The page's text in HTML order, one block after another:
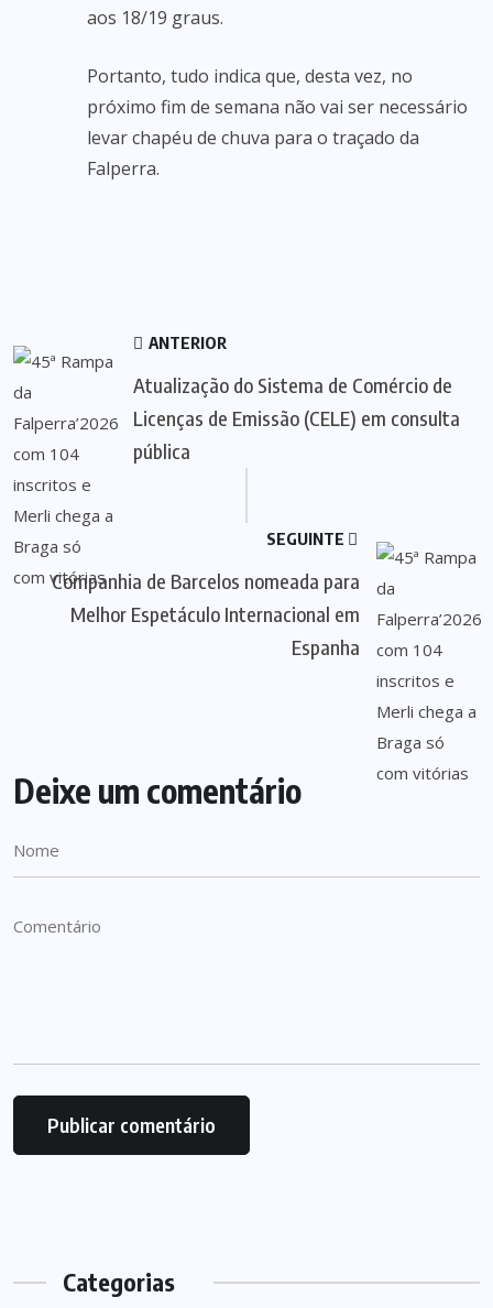
aos 18/19 graus.
Portanto, tudo indica que, desta vez, no
próximo fim de semana não vai ser necessário
levar chapéu de chuva para o traçado da
Falperra.
ANTERIOR
Atualização do Sistema de Comércio de
Licenças de Emissão (CELE) em consulta
pública
SEGUINTE
Companhia de Barcelos nomeada para
Melhor Espetáculo Internacional em
Espanha
Deixe um comentário
Categorias